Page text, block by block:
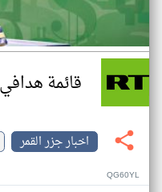
قائمة هدافي
اخبار جزر القمر
QG60YL